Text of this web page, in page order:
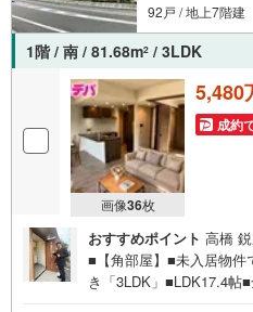
92戸 / 地上7階建
1階 / 南 / 81.68m2 / 3LDK
画像36枚
5,480
成約
おすすめポイント 高橋
■【角部屋】■未入居物件
き「3LDK」■LDK17.4帖